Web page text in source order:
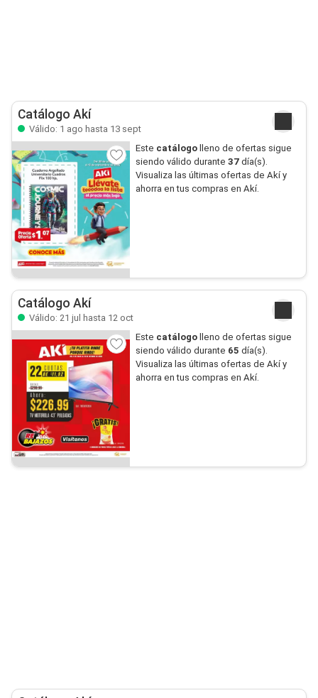
Catálogo Akí
Válido: 1 ago hasta 13 sept
Este catálogo lleno de ofertas sigue
siendo válido durante 37día(s).
Visualiza las últimas ofertas de Akí y
ahorra en tus compras en Akí.
Catálogo Akí
Válido: 21 jul hasta 12 oct
Este catálogo lleno de ofertas sigue
siendo válido durante 65 día(s).
Visualiza las últimas ofertas de Akí y
ahorra en tus compras en Akí.